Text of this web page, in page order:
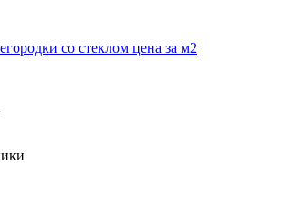
со стеклом цена за м2